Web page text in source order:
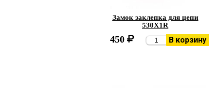
Замок заклепка для цепи
530X1R
450 В корзину